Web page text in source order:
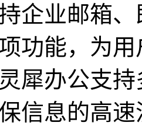
企业邮箱
功能，为
犀办公支
信息的高